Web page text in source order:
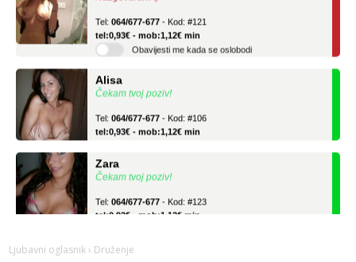
tel:0,93€ - mob:1,12€ min
Obavijesti me kada se oslobodi
Čekam tvoj poziv!
tel:0,93€ - mob:1,12€ min
Čekam tvoj poziv!
tel:0,93€ - mob:1,12€ min
Čekam tvoj poziv!
Ljubavni oglasnik › Druženje